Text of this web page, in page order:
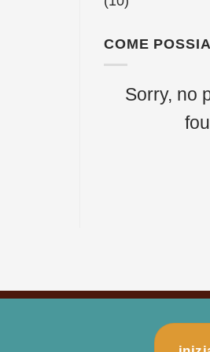
COME
Sorry, no